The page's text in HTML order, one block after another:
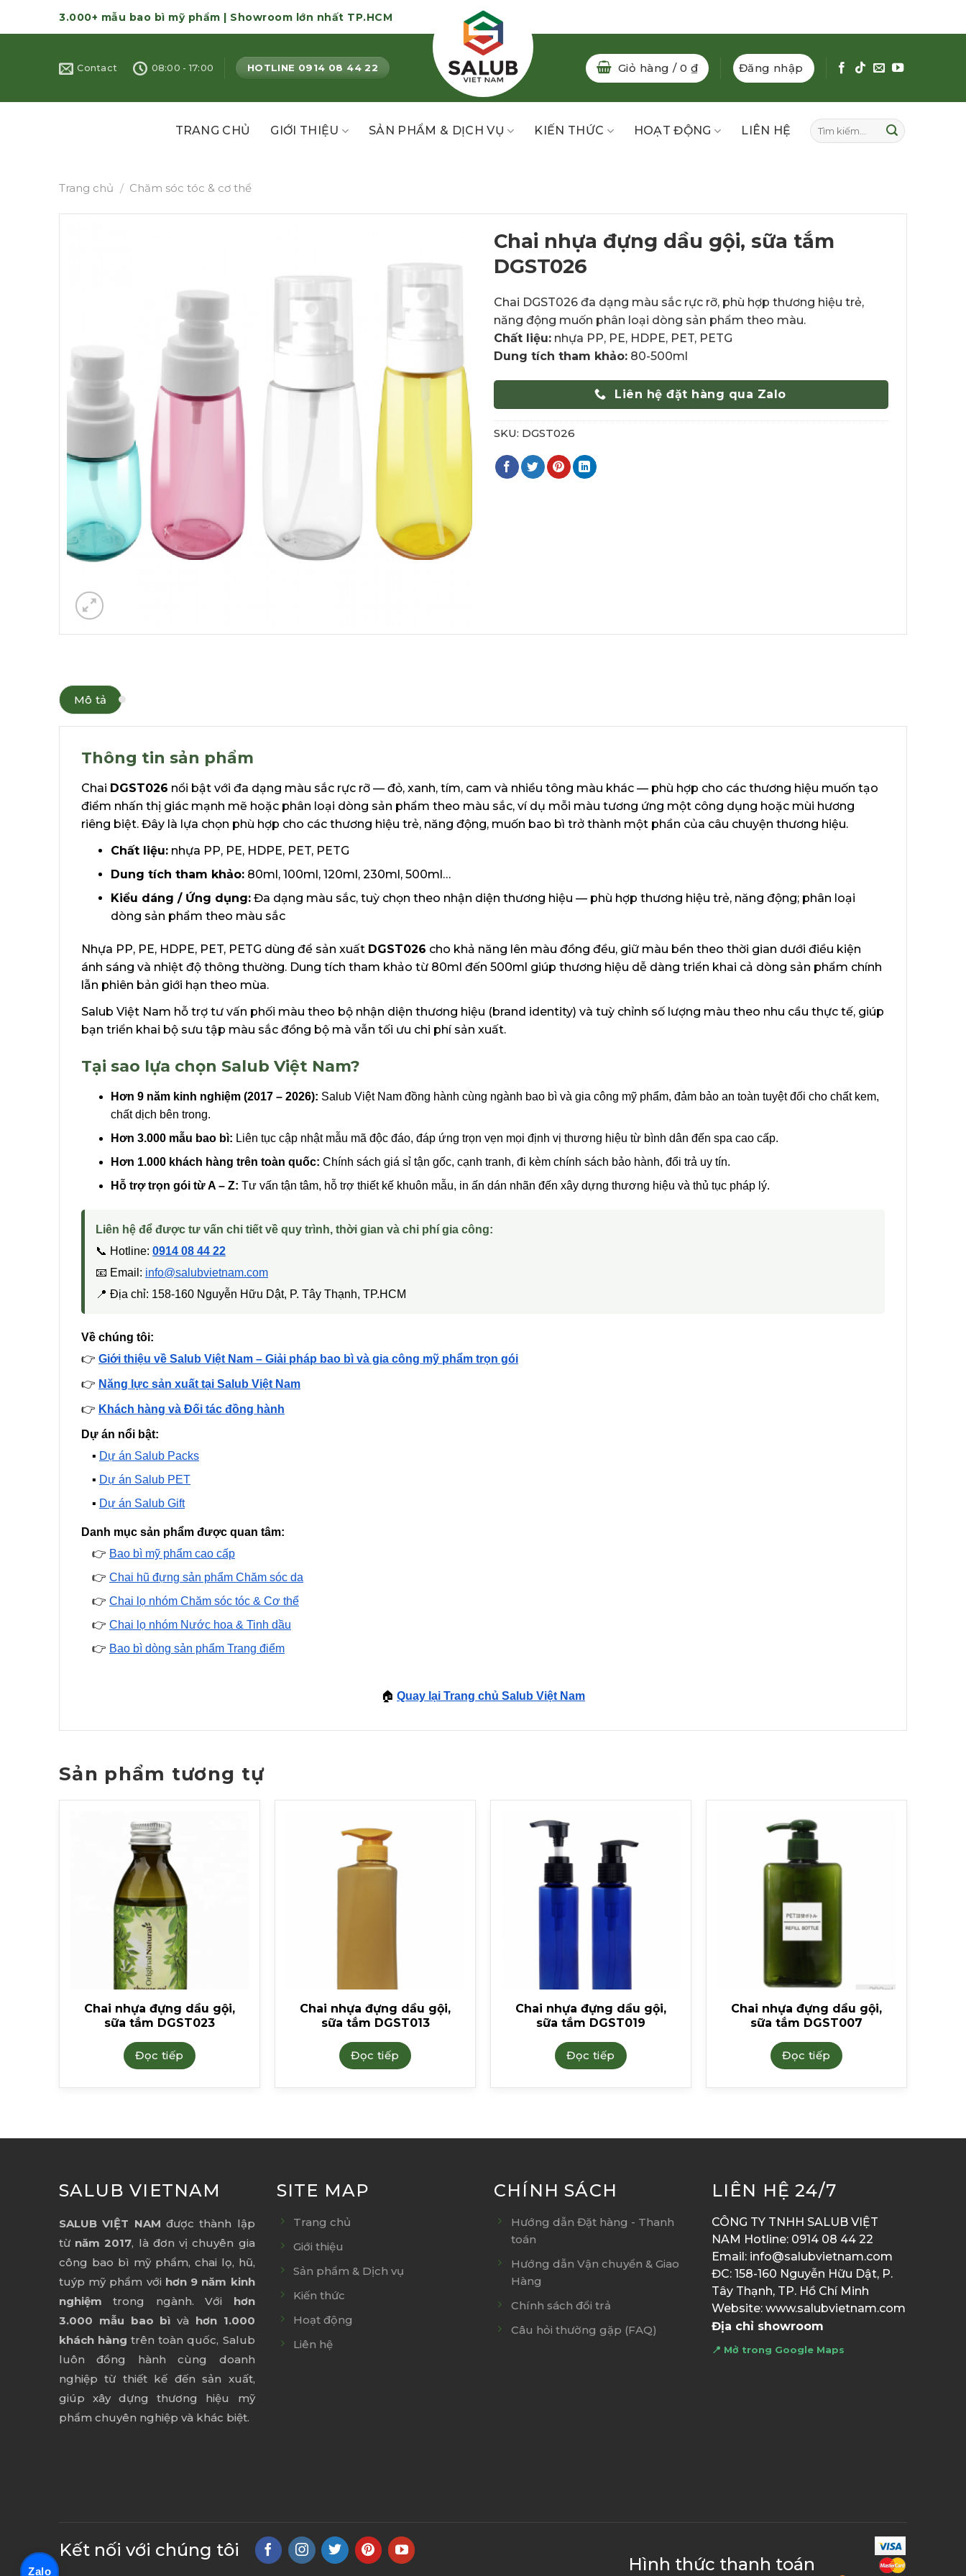
3.000+ mẫu bao bì mỹ phẩm | Showroom lớn nhất TP.HCM
Contact 08:00 - 17:00 HOTLINE 0914 08 44 22 Giỏ hàng / 0 ₫ Đăng nhập
TRANG CHỦ GIỚI THIỆU SẢN PHẨM & DỊCH VỤ KIẾN THỨC HOẠT ĐỘNG LIÊN HỆ
Tìm
kiếm:
Trang chủ / Chăm sóc tóc & cơ thể
Chai nhựa đựng dầu gội, sữa tắm
DGST026
Chai DGST026 đa dạng màu sắc rực rỡ, phù hợp thương hiệu trẻ,
năng động muốn phân loại dòng sản phẩm theo màu.
Chất liệu: nhựa PP, PE, HDPE, PET, PETG
Dung tích tham khảo: 80-500ml
Liên hệ đặt hàng qua Zalo
SKU: DGST026
Mô tả
Thông tin sản phẩm
Chai DGST026 nổi bật với đa dạng màu sắc rực rỡ — đỏ, xanh, tím, cam và nhiều tông màu khác — phù hợp cho các thương hiệu muốn tạo
điểm nhấn thị giác mạnh mẽ hoặc phân loại dòng sản phẩm theo màu sắc, ví dụ mỗi màu tương ứng một công dụng hoặc mùi hương
riêng biệt. Đây là lựa chọn phù hợp cho các thương hiệu trẻ, năng động, muốn bao bì trở thành một phần của câu chuyện thương hiệu.
Chất liệu:nhựa PP, PE, HDPE, PET, PETG
Dung tích tham khảo:80ml, 100ml, 120ml, 230ml, 500ml…
Kiểu dáng / Ứng dụng:Đa dạng màu sắc, tuỳ chọn theo nhận diện thương hiệu — phù hợp thương hiệu trẻ, năng động; phân loại
dòng sản phẩm theo màu sắc
Nhựa PP, PE, HDPE, PET, PETG dùng để sản xuất DGST026 cho khả năng lên màu đồng đều, giữ màu bền theo thời gian dưới điều kiện
ánh sáng và nhiệt độ thông thường. Dung tích tham khảo từ 80ml đến 500ml giúp thương hiệu dễ dàng triển khai cả dòng sản phẩm chính
lẫn phiên bản giới hạn theo mùa.
Salub Việt Nam hỗ trợ tư vấn phối màu theo bộ nhận diện thương hiệu (brand identity) và tuỳ chỉnh số lượng màu theo nhu cầu thực tế, giúp
bạn triển khai bộ sưu tập màu sắc đồng bộ mà vẫn tối ưu chi phí sản xuất.
Tại sao lựa chọn Salub Việt Nam?
Hơn 9 năm kinh nghiệm (2017 – 2026): Salub Việt Nam đồng hành cùng ngành bao bì và gia công mỹ phẩm, đảm bảo an toàn tuyệt đối cho chất kem,
chất dịch bên trong.
Hơn 3.000 mẫu bao bì: Liên tục cập nhật mẫu mã độc đáo, đáp ứng trọn vẹn mọi định vị thương hiệu từ bình dân đến spa cao cấp.
Hơn 1.000 khách hàng trên toàn quốc: Chính sách giá sỉ tận gốc, cạnh tranh, đi kèm chính sách bảo hành, đổi trả uy tín.
Hỗ trợ trọn gói từ A – Z: Tư vấn tận tâm, hỗ trợ thiết kế khuôn mẫu, in ấn dán nhãn đến xây dựng thương hiệu và thủ tục pháp lý.
Liên hệ để được tư vấn chi tiết về quy trình, thời gian và chi phí gia công:
📞 Hotline: 0914 08 44 22
📧 Email: info@salubvietnam.com
📍 Địa chỉ: 158-160 Nguyễn Hữu Dật, P. Tây Thạnh, TP.HCM
Về chúng tôi:
👉 Giới thiệu về Salub Việt Nam – Giải pháp bao bì và gia công mỹ phẩm trọn gói
👉 Năng lực sản xuất tại Salub Việt Nam
👉 Khách hàng và Đối tác đồng hành
Dự án nổi bật:
▪️ Dự án Salub Packs
▪️ Dự án Salub PET
▪️ Dự án Salub Gift
Danh mục sản phẩm được quan tâm:
👉 Bao bì mỹ phẩm cao cấp
👉 Chai hũ đựng sản phẩm Chăm sóc da
👉 Chai lọ nhóm Chăm sóc tóc & Cơ thể
👉 Chai lọ nhóm Nước hoa & Tinh dầu
👉 Bao bì dòng sản phẩm Trang điểm
🏠 Quay lại Trang chủ Salub Việt Nam
Sản phẩm tương tự
Chai nhựa đựng dầu gội,
sữa tắm DGST023
Đọc tiếp
Chai nhựa đựng dầu gội,
sữa tắm DGST013
Đọc tiếp
Chai nhựa đựng dầu gội,
sữa tắm DGST019
Đọc tiếp
Chai nhựa đựng dầu gội,
sữa tắm DGST007
Đọc tiếp
SALUB VIETNAM
SALUB VIỆT NAM được thành lập
từ năm 2017, là đơn vị chuyên gia
công bao bì mỹ phẩm, chai lọ, hũ,
tuýp mỹ phẩm với hơn 9 năm kinh
nghiệm trong ngành. Với hơn
3.000 mẫu bao bì và hơn 1.000
khách hàng trên toàn quốc, Salub
luôn đồng hành cùng doanh
nghiệp từ thiết kế đến sản xuất,
giúp xây dựng thương hiệu mỹ
phẩm chuyên nghiệp và khác biệt.
SITE MAP
Trang chủ
Giới thiệu
Sản phẩm & Dịch vụ
Kiến thức
Hoạt động
Liên hệ
CHÍNH SÁCH
Hướng dẫn Đặt hàng - Thanh
toán
Hướng dẫn Vận chuyển & Giao
Hàng
Chính sách đổi trả
Câu hỏi thường gặp (FAQ)
LIÊN HỆ 24/7
CÔNG TY TNHH SALUB VIỆT
NAM Hotline: 0914 08 44 22
Email: info@salubvietnam.com
ĐC: 158-160 Nguyễn Hữu Dật, P.
Tây Thạnh, TP. Hồ Chí Minh
Website: www.salubvietnam.com
Địa chỉ showroom
📍 Mở trong Google Maps
Kết nối với chúng tôi
Hình thức thanh toán
Zalo